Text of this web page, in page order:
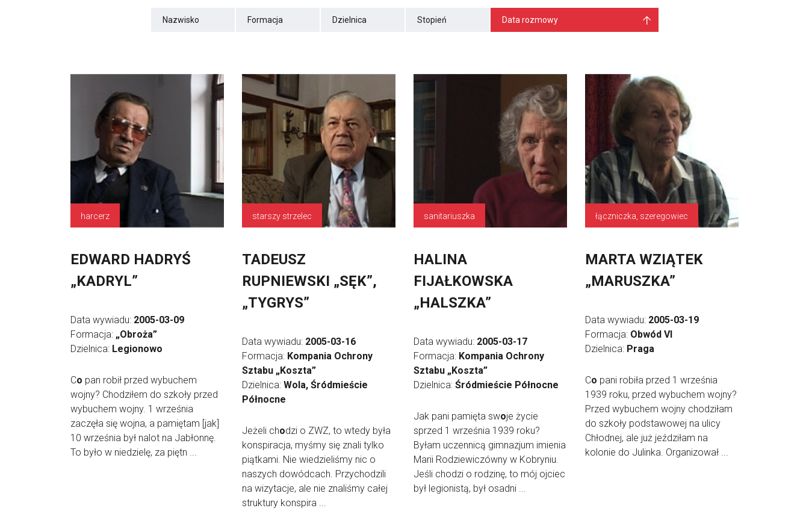
Nazwisko Formacja Dzielnica Stopień Data rozmowy
harcerz
EDWARD HADRYŚ
„KADRYL”
Data wywiadu: 2005-03-09
Formacja: „Obroża”
Dzielnica: Legionowo
Co pan robił przed wybuchem
wojny? Chodziłem do szkoły przed
wybuchem wojny. 1 września
zaczęła się wojna, a pamiętam [jak]
10 września był nalot na Jabłonnę.
To było w niedzielę, za piętn ...
starszy strzelec
TADEUSZ
RUPNIEWSKI „SĘK”,
„TYGRYS”
Data wywiadu: 2005-03-16
Formacja: Kompania Ochrony
Sztabu „Koszta”
Dzielnica: Wola, Śródmieście
Północne
Jeżeli chodzi o ZWZ, to wtedy była
konspiracja, myśmy się znali tylko
piątkami. Nie wiedzieliśmy nic o
naszych dowódcach. Przychodzili
na wizytacje, ale nie znaliśmy całej
struktury konspira ...
sanitariuszka
HALINA
FIJAŁKOWSKA
„HALSZKA”
Data wywiadu: 2005-03-17
Formacja: Kompania Ochrony
Sztabu „Koszta”
Dzielnica: Śródmieście Północne
Jak pani pamięta swoje życie
sprzed 1 września 1939 roku?
Byłam uczennicą gimnazjum imienia
Marii Rodziewiczówny w Kobryniu.
Jeśli chodzi o rodzinę, to mój ojciec
był legionistą, był osadni ...
łączniczka, szeregowiec
MARTA WZIĄTEK
„MARUSZKA”
Data wywiadu: 2005-03-19
Formacja: Obwód VI
Dzielnica: Praga
Co pani robiła przed 1 września
1939 roku, przed wybuchem wojny?
Przed wybuchem wojny chodziłam
do szkoły podstawowej na ulicy
Chłodnej, ale już jeździłam na
kolonie do Julinka. Organizował ...